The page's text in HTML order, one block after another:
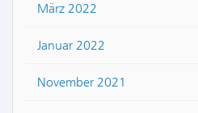
März 2022
Januar 2022
November 2021